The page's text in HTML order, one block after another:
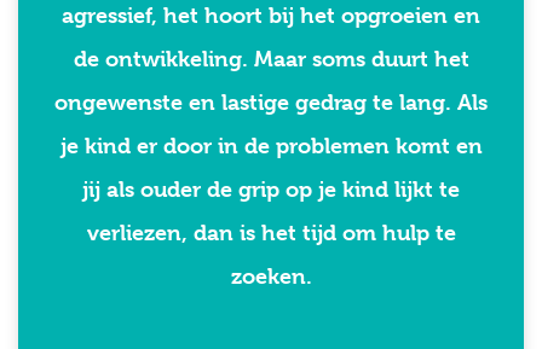
agressief, het hoort bij het opgroeien en
de ontwikkeling. Maar soms duurt het
ongewenste en lastige gedrag te lang. Als
je kind er door in de problemen komt en
jij als ouder de grip op je kind lijkt te
verliezen, dan is het tijd om hulp te
zoeken.